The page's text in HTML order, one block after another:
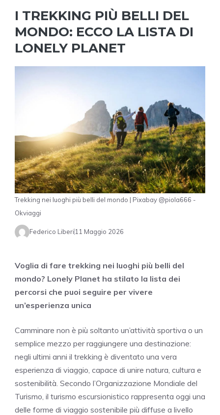
I TREKKING PIÙ BELLI DEL
MONDO: ECCO LA LISTA DI
LONELY PLANET
Trekking nei luoghi più belli del mondo | Pixabay @piola666 -
Okviaggi
Federico Liberi11 Maggio 2026
Voglia di fare trekking nei luoghi più belli del
mondo? Lonely Planet ha stilato la lista dei
percorsi che puoi seguire per vivere
un’esperienza unica
Camminare non è più soltanto un’attività sportiva o un
semplice mezzo per raggiungere una destinazione:
negli ultimi anni il trekking è diventato una vera
esperienza di viaggio, capace di unire natura, cultura e
sostenibilità. Secondo l’Organizzazione Mondiale del
Turismo , il turismo escursionistico rappresenta oggi una
delle forme di viaggio sostenibile più diffuse a livello